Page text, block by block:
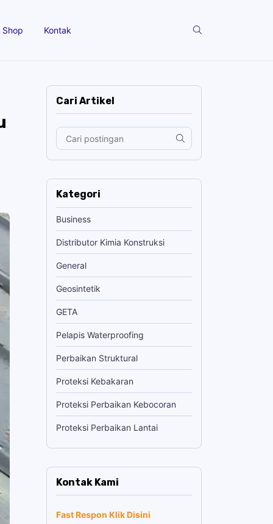
Shop Kontak
Cari Artikel
Kategori
Business
Distributor Kimia Konstruksi
General
Geosintetik
GETA
Pelapis Waterproofing
Perbaikan Struktural
Proteksi Kebakaran
Proteksi Perbaikan Kebocoran
Proteksi Perbaikan Lantai
Kontak Kami
Fast Respon Klik Disini